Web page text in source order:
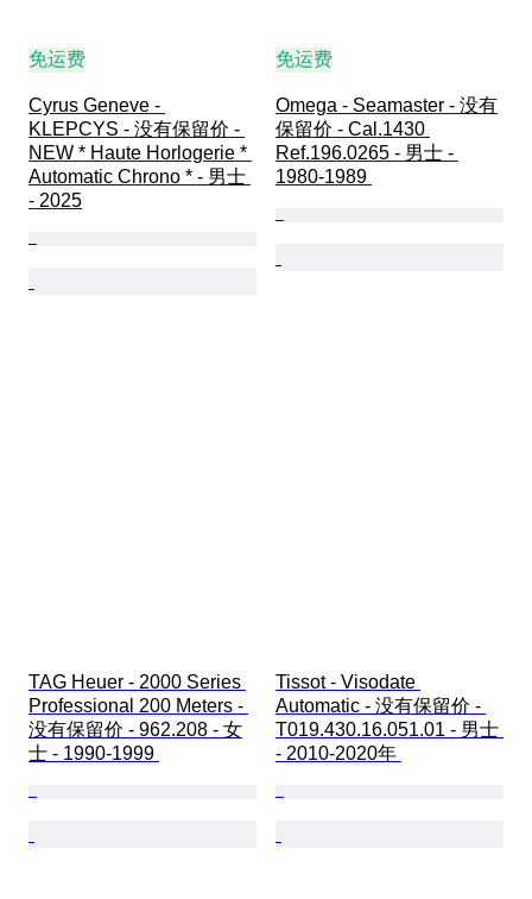
免运费
Cyrus Geneve -
KLEPCYS - 没有保留价 -
NEW * Haute Horlogerie *
Automatic Chrono * - 男士
- 2025
免运费
Omega - Seamaster - 没有
保留价 - Cal.1430
Ref.196.0265 - 男士 -
1980-1989
TAG Heuer - 2000 Series
Professional 200 Meters -
没有保留价 - 962.208 - 女
士 - 1990-1999
Tissot - Visodate
Automatic - 没有保留价 -
T019.430.16.051.01 - 男士
- 2010-2020年